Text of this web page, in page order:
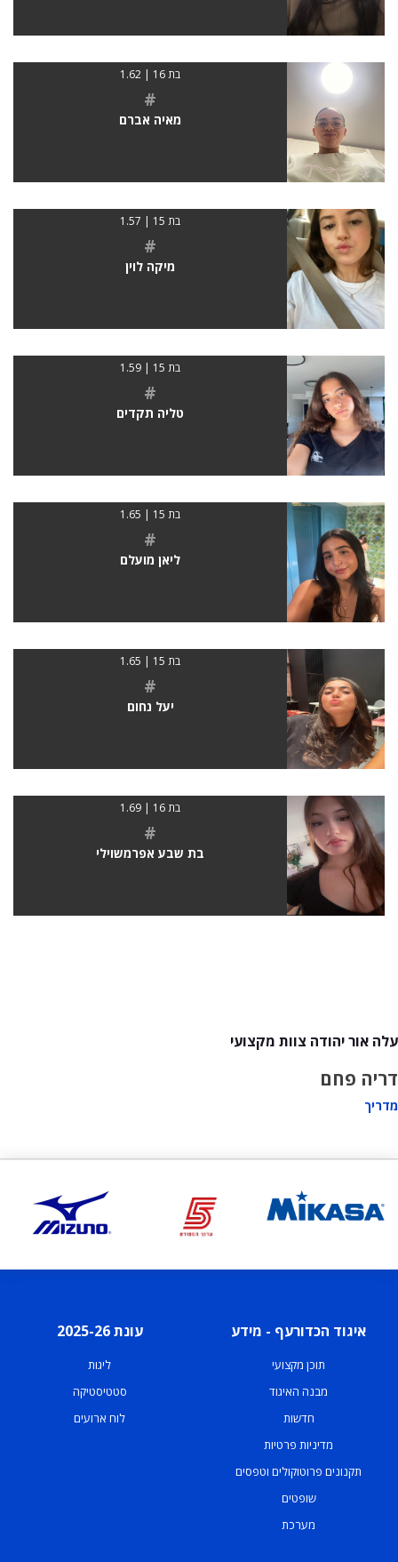
בת 16 | 1.62
#
מאיה אברם
בת 15 | 1.57
#
מיקה לוין
בת 15 | 1.59
#
טליה תקדים
בת 15 | 1.65
#
ליאן מועלם
בת 15 | 1.65
#
יעל נחום
בת 16 | 1.69
#
בת שבע אפרמשוילי
עלה אור יהודה צוות מקצועי
דריה פחם
מדריך
איגוד הכדורעף - מידע
תוכן מקצועי
מבנה האיגוד
חדשות
מדיניות פרטיות
תקנונים פרוטוקולים וטפסים
שופטים
מערכת
עונת 2025-26
ליגות
סטטיסטיקה
לוח ארועים